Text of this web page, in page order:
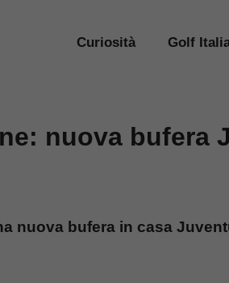
Curiosità Golf
nuova bufera
nuova bufera in casa